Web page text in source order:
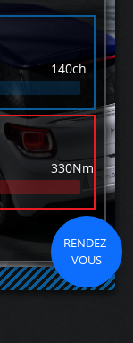
140ch
330Nm
RENDEZ-
VOUS